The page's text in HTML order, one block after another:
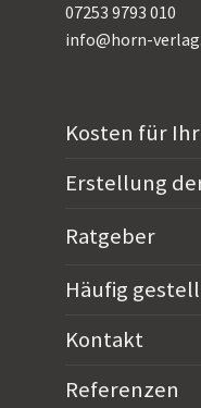
07253 9793 010
info@horn-
Kosten für
Erstellung
Ratgeber
Häufig
Kontakt
Referenzen